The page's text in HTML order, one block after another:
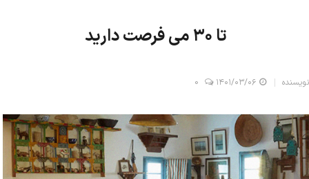
تا ۳۰ می فرصت دارید
نویسنده ۱۴۰۱/۰۳/۰۶ 0